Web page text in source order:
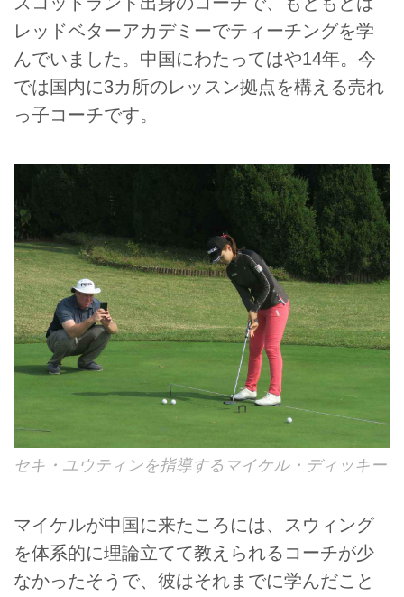
レッドベターアカデミーでティーチングを学
んでいました。中国にわたってはや14年。今
では国内に3カ所のレッスン拠点を構える売れ
っ子コーチです。
セキ・ユウティンを指導するマイケル・ディッキー
マイケルが中国に来たころには、スウィング
を体系的に理論立てて教えられるコーチが少
なかったそうで、彼はそれまでに学んだこと